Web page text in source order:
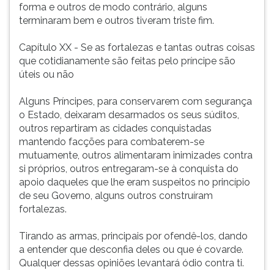
forma e outros de modo contrário, alguns
terminaram bem e outros tiveram triste fim.
Capítulo XX - Se as fortalezas e tantas outras coisas
que cotidianamente são feitas pelo príncipe são
úteis ou não
Alguns Príncipes, para conservarem com segurança
o Estado, deixaram desarmados os seus súditos,
outros repartiram as cidades conquistadas
mantendo facções para combaterem-se
mutuamente, outros alimentaram inimizades contra
si próprios, outros entregaram-se à conquista do
apoio daqueles que lhe eram suspeitos no princípio
de seu Governo, alguns outros construíram
fortalezas.
Tirando as armas, principais por ofendê-los, dando
a entender que desconfia deles ou que é covarde.
Qualquer dessas opiniões levantará ódio contra ti.